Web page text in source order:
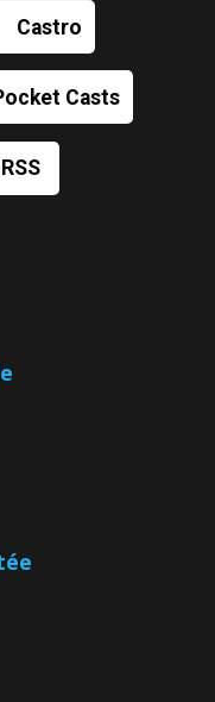
Castro
Casts
RSS